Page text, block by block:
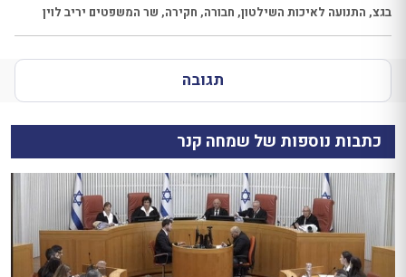
בגצ, התנועה לאיכות השילטון, חבורה, חקירה, שר המשפטים יריב לוין
תגובה
כתבות נוספות של שמחה קנר